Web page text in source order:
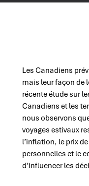
Les Canadiens
mais leur façon de
récente étude sur
Canadiens et les
nous observons
voyages estivaux
l’inflation, le prix
personnelles et le
d’influencer les